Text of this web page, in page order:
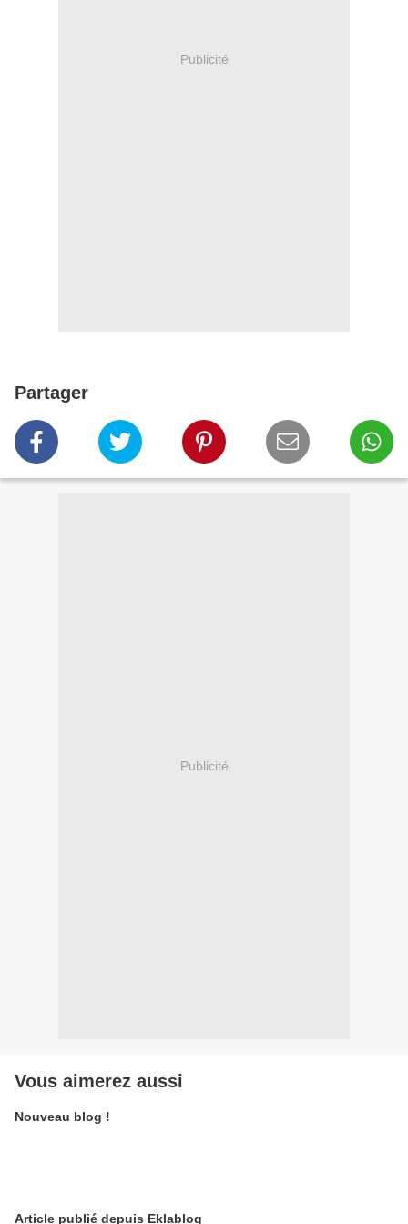
Publicité
Partager
Publicité
Vous aimerez aussi
Nouveau blog !
Article publié depuis Eklablog